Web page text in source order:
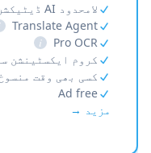
لامحدود AI ڈیٹیکشن
Translate Agent
Pro OCR
i
کروم ایکسٹینشن
کسی بھی وقت
Ad free
مزید →